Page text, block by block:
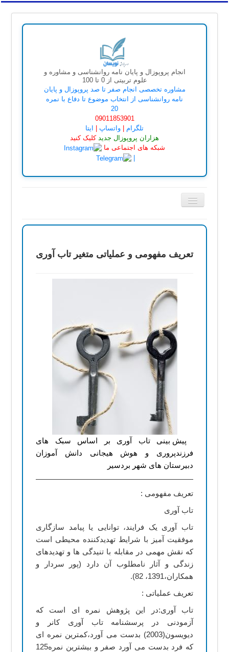
انجام پروپوزال و پایان نامه روانشناسی و مشاوره و
علوم تربیتی از 0 تا 100
مشاوره تخصصی انجام صفر تا صد پروپوزال و پایان
نامه روانشناسی از انتخاب موضوع تا دفاع با نمره
20
09011853901
تلگرام
واتساپ
ایتا
هزاران پروپوزال جدیدکلیک کنید
شبکه های اجتماعی ما
تغییر
صفحه اصلی
موضوعات روانشناسی
پروپوزال
نمونه پروپوزال
تعریف مفهومی و عملیاتی متغیر تاب آوری
پیش بینی تاب آوری بر اساس سبک های
فرزندپروری و هوش هیجانی دانش آموزان
دبیرستان های شهر بردسیر
تعریف مفهومی :
تاب آوری
تاب آوری یک فرایند، توانایی یا پیامد سازگاری
موفقیت آمیز با شرایط تهدیدکننده محیطی است
که نقش مهمی در مقابله با تنیدگی ها و تهدیدهای
زندگی و آثار نامطلوب آن دارد (پور سردار و
همکاران،1391، 82).
تعریف عملیاتی :
تاب آوری:در این پژوهش نمره ای است که
آزمودنی در پرسشنامه تاب آوری کانر و
دیویسون(2003) بدست می آورد،کمترین نمره ای
که فرد بدست می آورد صفر و بیشترین نمره125